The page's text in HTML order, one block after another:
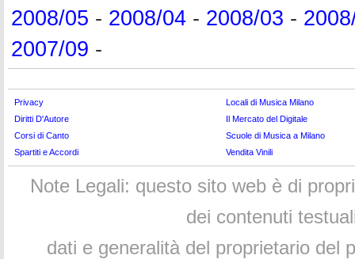
2008/05 - 2008/04 - 2008/03 -
2007/09 -
Privacy
Locali di Musica Milano
Diritti D'Autore
Il Mercato del Digitale
Corsi di Canto
Scuole di Musica a Milano
Spartiti e Accordi
Vendita Vinili
Note Legali: questo sito web è di
dei contenuti
dati e generalità del proprietario del